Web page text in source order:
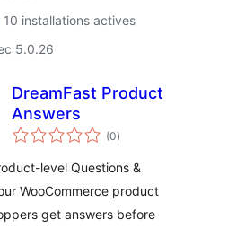
10 installations actives
5.0.26
DreamFast Product
Answers
(0notes
en
)
level Questions &
WooCommerce product
get answers before